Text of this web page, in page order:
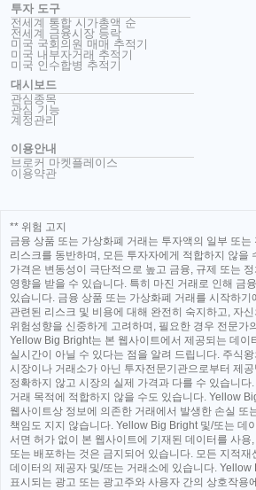
투자 도구
전세계 통합 시가총액 순
전세계 금융시장 등락
미국 국회의원 매매 추적기
미국 내부자거래 추적기
미국 인수합병 추적기
대시보드
관심종목
관심 기능
계정관리
이용안내
브로커 마켓플레이스
이용약관
** 위험 고지
금융 상품 또는 가상화폐 거래는 투자액의 일부 또는
리스크를 동반하며, 모든 투자자에게 적합하지 않을
가격은 변동성이 극단적으로 높고 금융, 규제 또는
영향을 받을 수 있습니다. 특히 마진 거래로 인해 금
있습니다. 금융 상품 또는 가상화폐 거래를 시작하
관련된 리스크 및 비용에 대해 완전히 숙지하고, 자
위험성향을 신중하게 고려하며, 필요한 경우 전문가
Yellow Big Bright는 본 웹사이트에서 제공되는 데이
실시간이 아닐 수 있다는 점을 알려 드립니다. 주식
시장이나 거래소가 아닌 투자전문기관으로부터 제
정확하지 않고 시장의 실제 가격과 다를 수 있습니다
거래 목적에 적합하지 않을 수도 있습니다. Yellow
웹사이트상 정보에 의존한 거래에서 발생한 손실 또
책임도 지지 않습니다. Yellow Big Bright 및/또는 데
서면 허가 없이 본 웹사이트에 기재된 데이터를 사용
또는 배포하는 것은 금지되어 있습니다. 모든 지적재
데이터의 제공자 및/또는 거래소에 있습니다.
표시되는 광고 또는 광고주와 사용자 간의 상호작용